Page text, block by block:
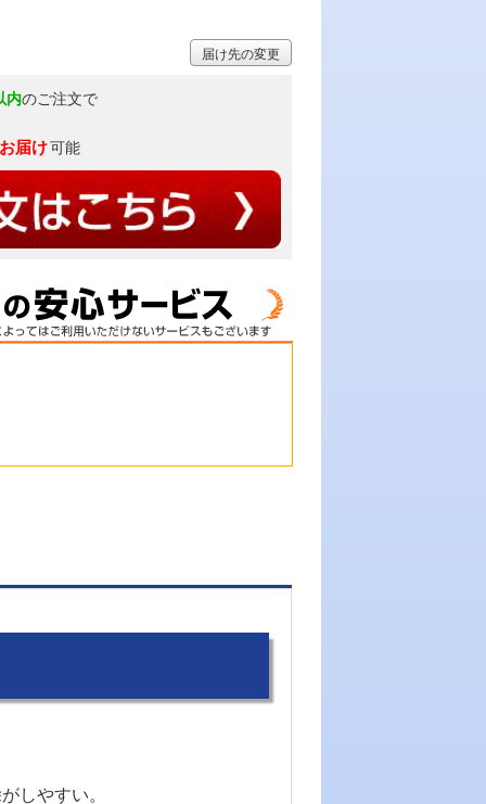
内のご注文で
届け可能
届け先の変更
しやすい。